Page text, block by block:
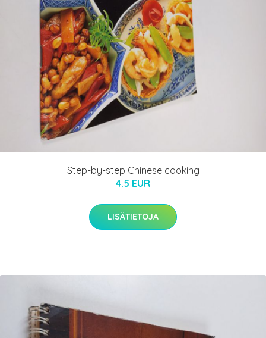
Step-by-step Chinese cooking
4.5 EUR
LISÄTIETOJA